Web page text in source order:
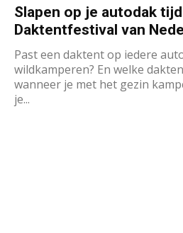
Slapen op je autodak
Daktentfestival van
Past een daktent op iedere
wildkamperen? En welke
wanneer je met het gezin
je...